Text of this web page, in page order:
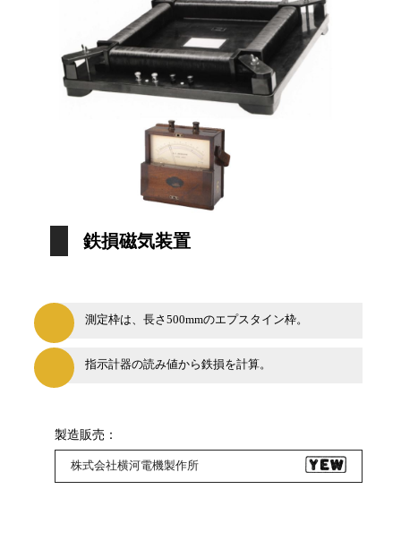
鉄損磁気装置
測定枠は、長さ500mmのエプスタイン枠。
指示計器の読み値から鉄損を計算。
製造販売：
株式会社横河電機製作所